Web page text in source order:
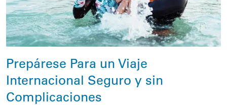
Prepárese Para un Viaje
Internacional Seguro y sin
Complicaciones